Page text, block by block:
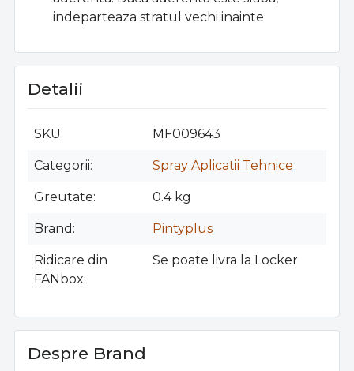
indeparteaza stratul vechi inainte.
Detalii
SKU MF009643
Categorii Spray Aplicatii Tehnice
Greutate 0.4 kg
Brand Pintyplus
Ridicare din
FANbox
Se poate livra la Locker
Despre Brand